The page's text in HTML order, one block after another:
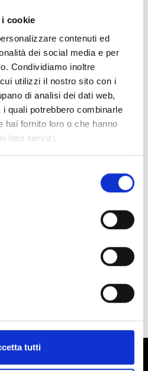
cookie
contenuti ed
dei social media e per
Condividiamo inoltre
utilizzi il nostro sito con i
di analisi dei dati web,
quali potrebbero combinarle
hai fornito loro o che hanno
loro servizi.
tutti
i piaceri in Val